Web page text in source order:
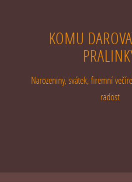
KOMU
Narozeniny, svátek, firemní
radost